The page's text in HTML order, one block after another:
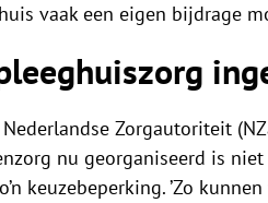
vaak een eigen bijdrage
Zorgautoriteit
nu georganiseerd is
keuzebeperking. ’Zo